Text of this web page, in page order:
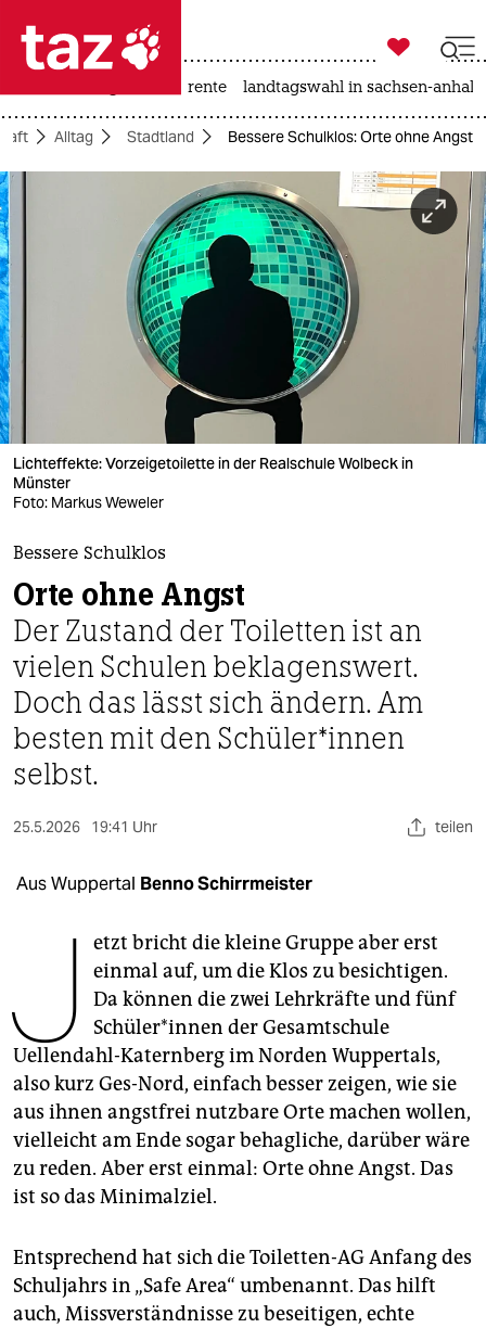
 taz zahl ich
taz zahl ich
gesellschaft
sport
berlin
wahrheit
verlag
verlag
veranstaltungen
shop
abo
genossenschaft
epaper login

taz zahl ich
rente landtagswahl in sachsen-anhalt
Alltag Stadtland Bessere Schulklos: Orte ohne Angst
Lichteffekte: Vorzeigetoilette in der Realschule Wolbeck in
Münster
Foto: Markus Weweler
Bessere Schulklos
Orte ohne Angst
Der Zustand der Toiletten ist an
vielen Schulen beklagenswert.
Doch das lässt sich ändern. Am
besten mit den Schü­le­r*in­nen
selbst.
25.5.2026 19:41 Uhr teilen
Aus Wuppertal Benno Schirrmeister
J
etzt bricht die kleine Gruppe aber erst
einmal auf, um die Klos zu besichtigen.
Da können die zwei Lehrkräfte und fünf
Schü­le­r*in­nen der Gesamtschule
Uellendahl-Katernberg im Norden Wuppertals,
also kurz Ges-Nord, einfach besser zeigen, wie sie
aus ihnen angstfrei nutzbare Orte machen wollen,
vielleicht am Ende sogar behagliche, darüber wäre
zu reden. Aber erst einmal: Orte ohne Angst. Das
ist so das Minimalziel.
Entsprechend hat sich die Toiletten-AG Anfang des
Schuljahrs in „Safe Area“ umbenannt. Das hilft
auch, Missverständnisse zu beseitigen, echte